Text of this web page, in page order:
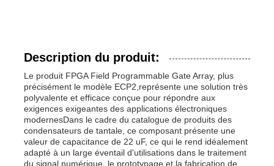
Description du produit:
Le produit FPGA Field Programmable Gate Array, plus
précisément le modèle ECP2,représente une solution très
polyvalente et efficace conçue pour répondre aux
exigences exigeantes des applications électroniques
modernesDans le cadre du catalogue de produits des
condensateurs de tantale, ce composant présente une
valeur de capacitance de 22 uF, ce qui le rend idéalement
adapté à un large éventail d'utilisations dans le traitement
du signal numérique, le prototypage et la fabrication de